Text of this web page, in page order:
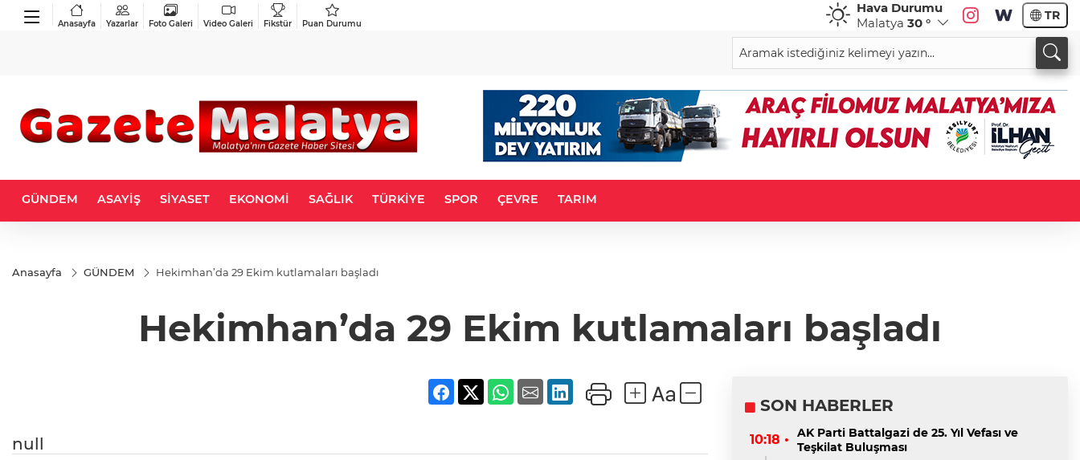
Anasayfa Yazarlar Foto Galeri Video Galeri Fikstür Puan Durumu
Hava Durumu
Malatya 30 ° TR
GÜNDEM ASAYİŞ SİYASET EKONOMİ SAĞLIK TÜRKİYE SPOR ÇEVRE TARIM
Anasayfa GÜNDEM Hekimhan’da 29 Ekim kutlamaları başladı
Hekimhan’da 29 Ekim kutlamaları başladı
null
SON HABERLER
10:18 •
AK Parti Battalgazi de 25. Yıl Vefası ve
Teşkilat Buluşması